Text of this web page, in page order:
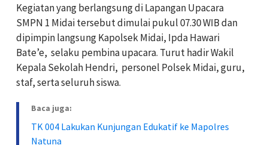
Kegiatan yang berlangsung di Lapangan Upacara
SMPN 1 Midai tersebut dimulai pukul 07.30 WIB dan
dipimpin langsung Kapolsek Midai, Ipda Hawari
Bate’e, selaku pembina upacara. Turut hadir Wakil
Kepala Sekolah Hendri, personel Polsek Midai, guru,
staf, serta seluruh siswa.
Baca juga:
TK 004 ‎Lakukan Kunjungan Edukatif ke Mapolres
Natuna